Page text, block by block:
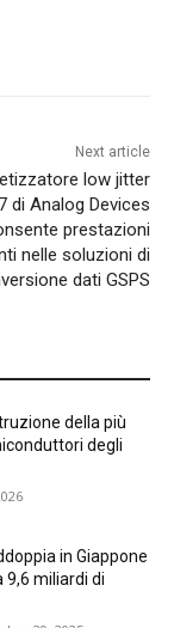
Next article
low jitter
di Analog Devices
prestazioni
nelle soluzioni di
dati GSPS
della più
degli
in Giappone
9,6 miliardi di